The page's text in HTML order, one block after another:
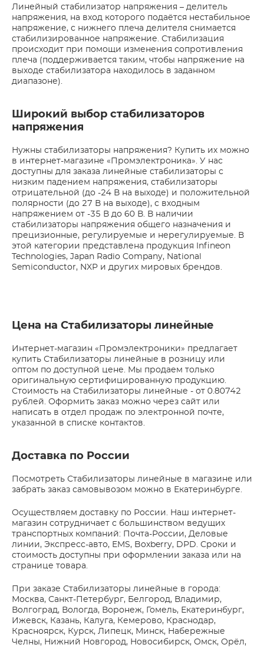
Линейный стабилизатор напряжения – делитель
напряжения, на вход которого подаётся нестабильное
напряжение, с нижнего плеча делителя снимается
стабилизированное напряжение. Стабилизация
происходит при помощи изменения сопротивления
плеча (поддерживается таким, чтобы напряжение на
выходе стабилизатора находилось в заданном
диапазоне).
Широкий выбор стабилизаторов
напряжения
Нужны стабилизаторы напряжения? Купить их можно
в интернет-магазине «Промэлектроника». У нас
доступны для заказа линейные стабилизаторы с
низким падением напряжения, стабилизаторы
отрицательной (до -24 В на выходе) и положительной
полярности (до 27 В на выходе), с входным
напряжением от -35 В до 60 В. В наличии
стабилизаторы напряжения общего назначения и
прецизионные, регулируемые и нерегулируемые. В
этой категории представлена продукция Infineon
Technologies, Japan Radio Company, National
Semiconductor, NXP и других мировых брендов.
Цена на Стабилизаторы линейные
Интернет-магазин «Промэлектроники» предлагает
купить Стабилизаторы линейные в розницу или
оптом по доступной цене. Мы продаем только
оригинальную сертифицированную продукцию.
Стоимость на Стабилизаторы линейные - от 0.80742
рублей. Оформить заказ можно через сайт или
написать в отдел продаж по электронной почте,
указанной в списке контактов.
Доставка по России
Посмотреть Стабилизаторы линейные в магазине или
забрать заказ самовывозом можно в Екатеринбурге.
Осуществляем доставку по России. Наш интернет-
магазин сотрудничает с большинством ведущих
транспортных компаний: Почта-России, Деловые
линии, Экспресс-авто, EMS, Boxberry, DPD. Сроки и
стоимость доступны при оформлении заказа или на
странице товара.
При заказе Стабилизаторы линейные в города:
Москва, Санкт-Петербург, Белгород, Владимир,
Волгоград, Вологда, Воронеж, Гомель, Екатеринбург,
Ижевск, Казань, Калуга, Кемерово, Краснодар,
Красноярск, Курск, Липецк, Минск, Набережные
Челны, Нижний Новгород, Новосибирск, Омск, Орёл,